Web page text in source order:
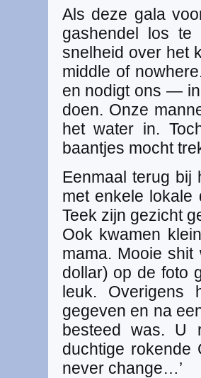
Als deze gala
gashendel los te
snelheid over het
middle of
en nodigt ons —
doen. Onze
het water in.
baantjes mocht
Eenmaal terug bij
met enkele
Teek zijn gezicht
Ook kwamen
mama. Mooie
dollar) op de foto
leuk. Overigens
gegeven en na
besteed was. U
duchtige rokende
never change…’